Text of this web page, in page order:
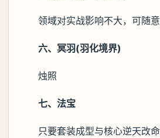
领域对实战影响不大，可随意
六、冥羽(羽化境界)
烛照
七、法宝
只要套装成型与核心逆天改